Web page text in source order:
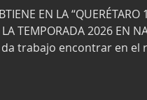
EN LA “QUERÉTARO
TEMPORADA 2026 EN
trabajo encontrar en el